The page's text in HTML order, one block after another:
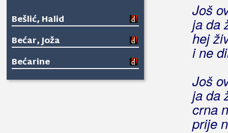
Bešlić, Halid
Bećar, Joža
Bećarine
Bećarine KUD Tena
Još
ja da
hej
i ne
Još
ja da
crna
prije